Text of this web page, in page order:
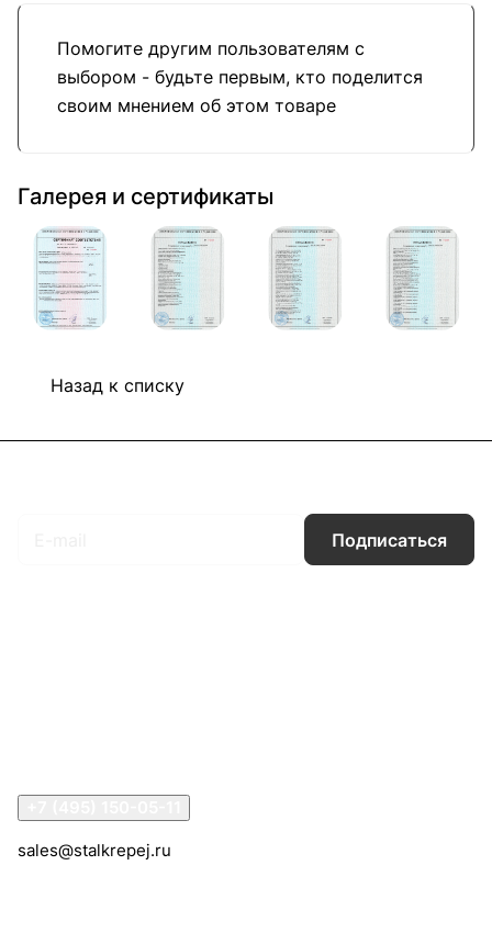
Помогите другим пользователям с
выбором - будьте первым, кто поделится
своим мнением об этом товаре
Галерея и сертификаты
Назад к списку
Подписаться
sales@stalkrepej.ru